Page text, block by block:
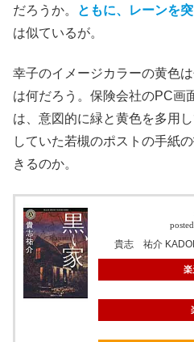
だろうか。
ともに、レーンを
は似ているが。
幸子のイメージカラーの黄色
は何だろう。保険会社のPC画
は、意図的に緑と黄色を多用
していた若槻のポストの手紙
きるのか。
貴志 祐介
楽